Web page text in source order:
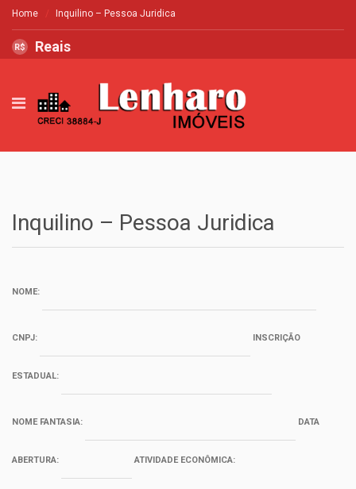
Home Inquilino – Pessoa Juridica
R$ Reais
Inquilino – Pessoa Juridica
NOME:
CNPJ: INSCRIÇÃO
ESTADUAL:
NOME FANTASIA: DATA
ABERTURA: ATIVIDADE ECONÔMICA: